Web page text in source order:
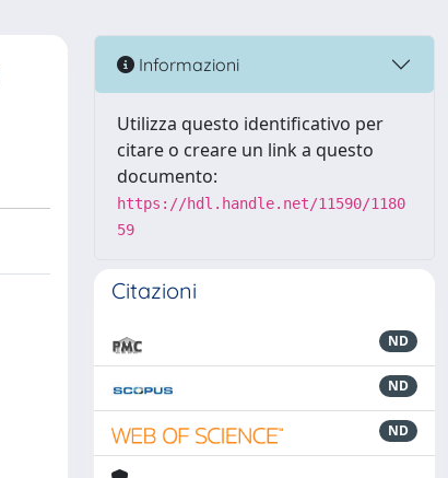
Informazioni
Utilizza questo identificativo per
citare o creare un link a questo
documento:
https://hdl.handle.net/11590/1180
59
Citazioni
ND
ND
ND